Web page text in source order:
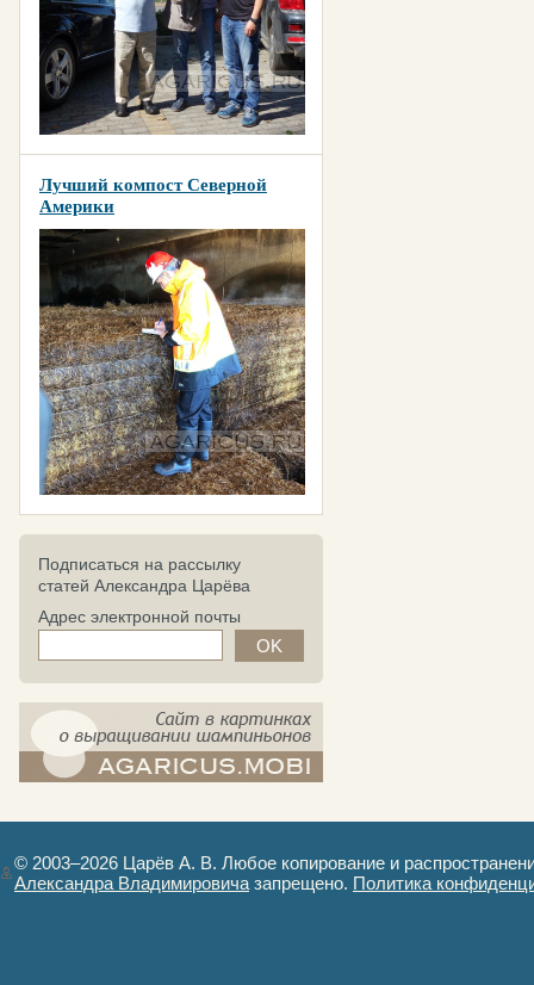
Лучший компост Северной
Америки
Подписаться на рассылку
статей Александра Царёва
Адрес электронной почты
© 2003–2026 Царёв А. В. Любое копирование и
Александра Владимировича запрещено. Политика
Авторизация